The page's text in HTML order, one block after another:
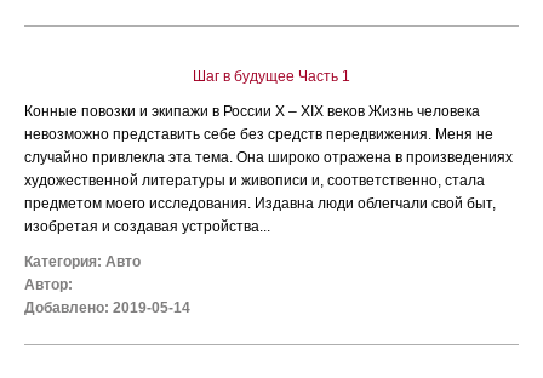
Шаг в будущее Часть 1
Конные повозки и экипажи в России X – XIX веков Жизнь человека
невозможно представить себе без средств передвижения. Меня не
случайно привлекла эта тема. Она широко отражена в произведениях
художественной литературы и живописи и, соответственно, стала
предметом моего исследования. Издавна люди облегчали свой быт,
изобретая и создавая устройства...
Категория: Авто
Автор:
Добавлено: 2019-05-14